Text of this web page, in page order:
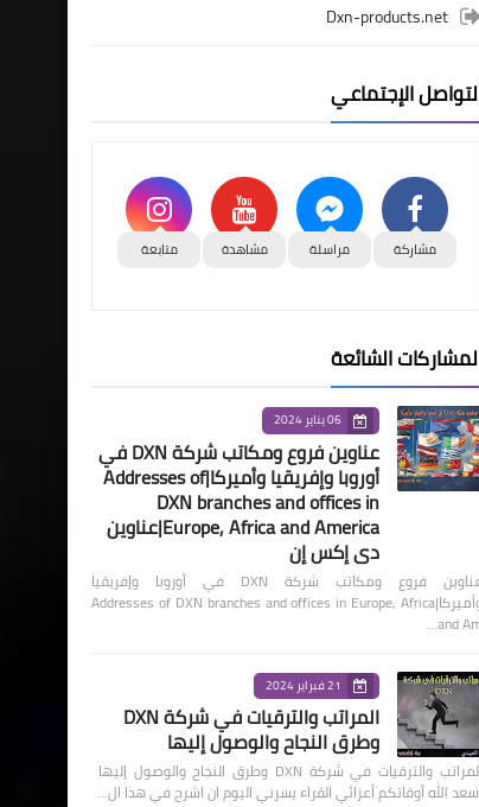
Dxn-products.net
الإجتماعي
مشاركة مراسلة مشاهدة متابعة
الشائعة
06 يناير 2024
عناوين فروع ومكاتب شركة DXN في
أوروبا وإفريقيا وأميركا|Addresses of
DXN branches and offices in
Europe, Africa and America|عناوين
دي إكس إن
عناوين فروع ومكاتب شركة DXN في أوروبا وإفريقيا
وأميركا|Addresses of DXN branches and offices in Europe, Africa
and
21 فبراير 2024
المراتب والترقيات في شركة DXN
وطرق النجاح والوصول إليها
المراتب والترقيات في شركة DXN وطرق النجاح والوصول إليها
الله أوقاتكم أعزائي القراء يسرني اليوم ان اشرح في هذا ال…